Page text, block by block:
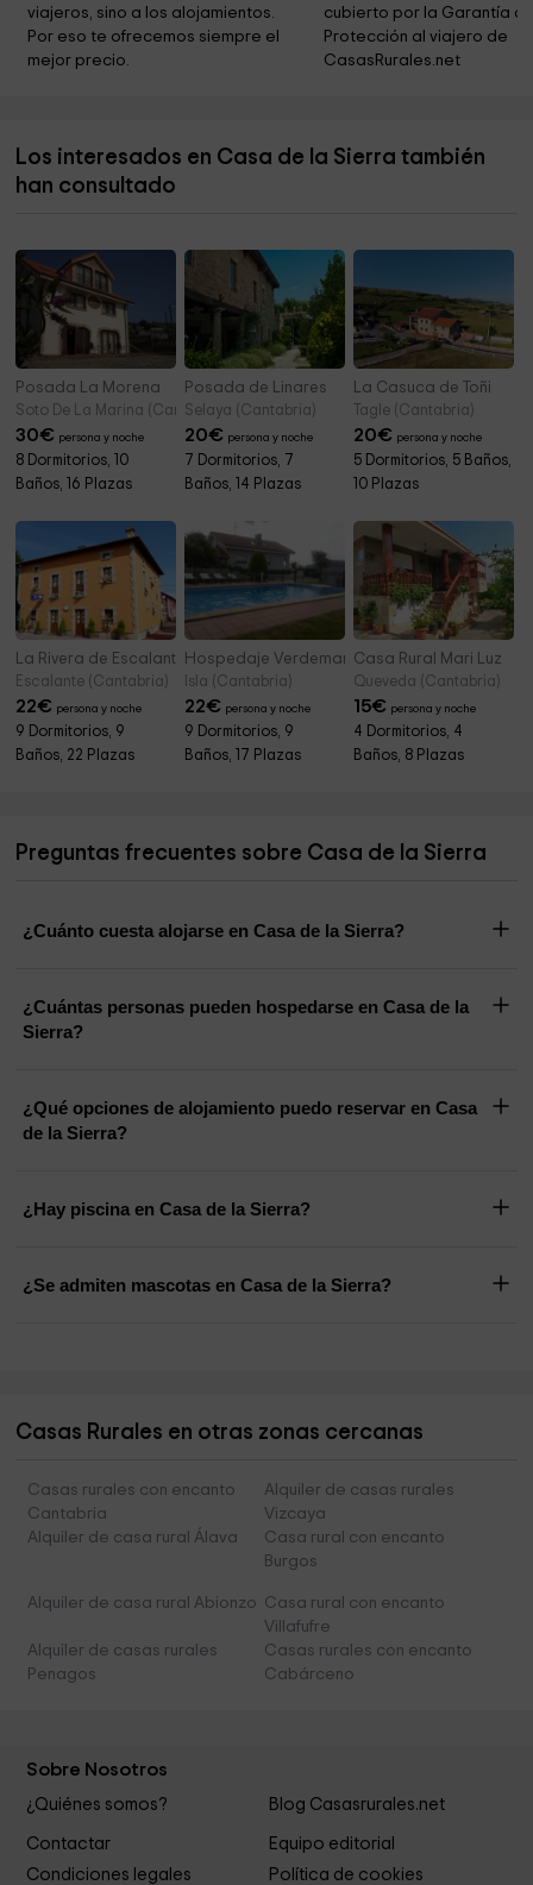
Iglesia de San Andrés
Naturaleza de Cabárceno Park 2,8 km
Iglesia San Juan Bautista 3,3 km
viajeros, sino a los alojamientos.
Por eso te ofrecemos siempre el
mejor precio.
cubierto por la Garantía
Protección al viajero de
CasasRurales.net
Los interesados en Casa de la Sierra también
han consultado
Posada La Morena
Soto De La Marina (Cantabria)
30€ persona y noche
8 Dormitorios, 10
Baños, 16 Plazas
Posada de Linares
Selaya (Cantabria)
20€ persona y noche
7 Dormitorios, 7
Baños, 14 Plazas
La Casuca de Toñi
Tagle (Cantabria)
20€ persona y noche
5 Dormitorios, 5 Baños,
10 Plazas
La Rivera de Escalante
Escalante (Cantabria)
22€ persona y noche
9 Dormitorios, 9
Baños, 22 Plazas
Hospedaje Verdemar
Isla (Cantabria)
22€ persona y noche
9 Dormitorios, 9
Baños, 17 Plazas
Casa Rural Mari Luz
Queveda (Cantabria)
15€ persona y noche
4 Dormitorios, 4
Baños, 8 Plazas
Preguntas frecuentes sobre Casa de la Sierra
¿Cuánto cuesta alojarse en Casa de la Sierra?
¿Cuántas personas pueden hospedarse en Casa de la
Sierra?
¿Qué opciones de alojamiento puedo reservar en Casa
de la Sierra?
¿Hay piscina en Casa de la Sierra?
¿Se admiten mascotas en Casa de la Sierra?
Casas Rurales en otras zonas cercanas
Casas rurales con encanto
Cantabria
Alquiler de casas rurales
Vizcaya
Alquiler de casa rural Álava
Casa rural con encanto
Burgos
Alquiler de casa rural Abionzo Casa rural con encanto
Villafufre
Alquiler de casas rurales
Penagos
Casas rurales con encanto
Cabárceno
Sobre Nosotros
¿Quiénes somos? Blog Casasrurales.net
Contactar
Equipo editorial
Condiciones legales
Política de cookies